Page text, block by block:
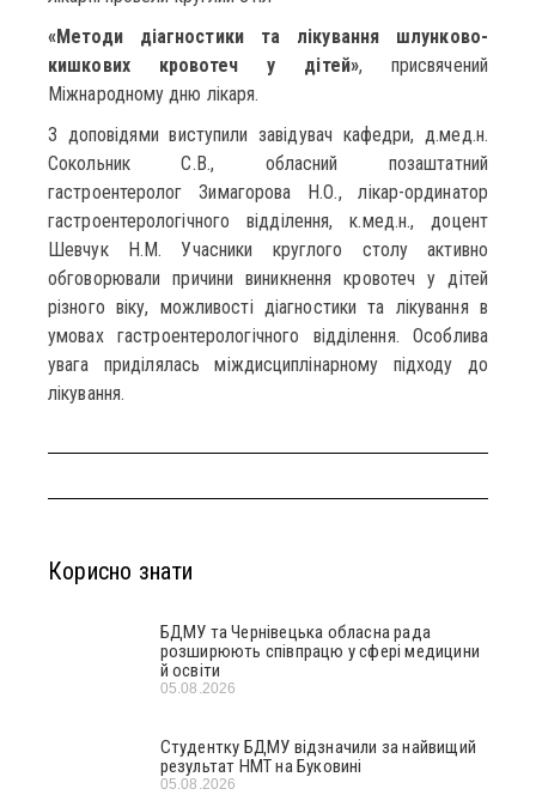
«Методи діагностики та лікування шлунково-
кишкових кровотеч у дітей», присвячений
Міжнародному дню лікаря.
З доповідями виступили завідувач кафедри, д.мед.н.
Сокольник С.В., обласний позаштатний
гастроентеролог Зимагорова Н.О., лікар-ординатор
гастроентерологічного відділення, к.мед.н., доцент
Шевчук Н.М. Учасники круглого столу активно
обговорювали причини виникнення кровотеч у дітей
різного віку, можливості діагностики та лікування в
умовах гастроентерологічного відділення. Особлива
увага приділялась міждисциплінарному підходу до
лікування.
Корисно знати
БДМУ та Чернівецька обласна рада
розширюють співпрацю у сфері медицини
й освіти
05.08.2026
Студентку БДМУ відзначили за найвищий
результат НМТ на Буковині
05.08.2026